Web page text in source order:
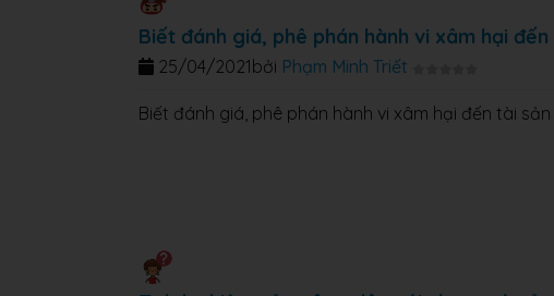
Biết đánh giá, phê phán hành vi xâm hại
bởi Phạm Minh Triết
25/04/2021
Biết đánh giá, phê phán hành vi xâm hại đến tài